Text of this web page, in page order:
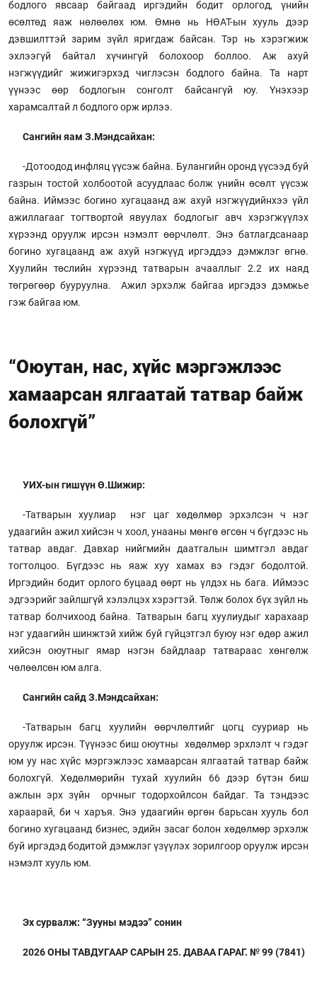
бодлого явсаар байгаад иргэдийн бодит орлогод, үнийн
өсөлтөд яаж нөлөөлөх юм. Өмнө нь НӨАТ-ын хууль дээр
дэвшилттэй зарим зүйл яригдаж байсан. Тэр нь хэрэгжиж
эхлээгүй байтал хүчингүй болохоор боллоо. Аж ахуй
нэгжүүдийг жижигэрхэд чиглэсэн бодлого байна. Та нарт
үүнээс өөр бодлогын сонголт байсангүй юу. Үнэхээр
харамсалтай л бодлого орж ирлээ.
Сангийн яам З.Мэндсайхан:
-Дотоодод инфляц үүсэж байна. Булангийн оронд үүсээд буй
газрын тостой холбоотой асуудлаас болж үнийн өсөлт үүсэж
байна. Иймээс богино хугацаанд аж ахуй нэгжүүдийнхээ үйл
ажиллагааг тогтвортой явуулах бодлогыг авч хэрэгжүүлэх
хүрээнд оруулж ирсэн нэмэлт өөрчлөлт. Энэ батлагдсанаар
богино хугацаанд аж ахуй нэгжүүд иргэддээ дэмжлэг өгнө.
Хуулийн төслийн хүрээнд татварын ачааллыг 2.2 их наяд
төгрөгөөр бууруулна. Ажил эрхэлж байгаа иргэдээ дэмжье
гэж байгаа юм.
“Оюутан, нас, хүйс мэргэжлээс
хамаарсан ялгаатай татвар байж
болохгүй”
УИХ-ын гишүүн Ө.Шижир:
-Татварын хуулиар нэг цаг хөдөлмөр эрхэлсэн ч нэг
удаагийн ажил хийсэн ч хоол, унааны мөнгө өгсөн ч бүгдээс нь
татвар авдаг. Давхар нийгмийн даатгалын шимтгэл авдаг
тогтолцоо. Бүгдээс нь яаж хуу хамах вэ гэдэг бодолтой.
Иргэдийн бодит орлого буцаад өөрт нь үлдэх нь бага. Иймээс
эдгээрийг зайлшгүй хэлэлцэх хэрэгтэй. Төлж болох бүх зүйл нь
татвар болчихоод байна. Татварын багц хуулиудыг харахаар
нэг удаагийн шинжтэй хийж буй гүйцэтгэл буюу нэг өдөр ажил
хийсэн оюутныг ямар нэгэн байдлаар татвараас хөнгөлж
чөлөөлсөн юм алга.
Сангийн сайд З.Мэндсайхан:
-Татварын багц хуулийн өөрчлөлтийг цогц сууриар нь
оруулж ирсэн. Түүнээс биш оюутны хөдөлмөр эрхлэлт ч гэдэг
юм уу нас хүйс мэргэжлээс хамаарсан ялгаатай татвар байж
болохгүй. Хөдөлмөрийн тухай хуулийн 66 дээр бүтэн биш
ажлын эрх зүйн орчныг тодорхойлсон байдаг. Та тэндээс
хараарай, би ч харъя. Энэ удаагийн өргөн барьсан хууль бол
богино хугацаанд бизнес, эдийн засаг болон хөдөлмөр эрхэлж
буй иргэдэд бодитой дэмжлэг үзүүлэх зорилгоор оруулж ирсэн
нэмэлт хууль юм.
Эх сурвалж: “Зууны мэдээ” сонин
2026 ОНЫ ТАВДУГААР САРЫН 25. ДАВАА ГАРАГ. № 99 (7841)